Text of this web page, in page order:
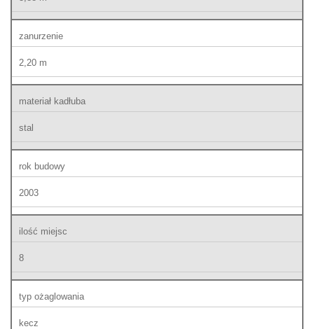
zanurzenie
2,20 m
materiał kadłuba
stal
rok budowy
2003
ilość miejsc
8
typ ożaglowania
kecz